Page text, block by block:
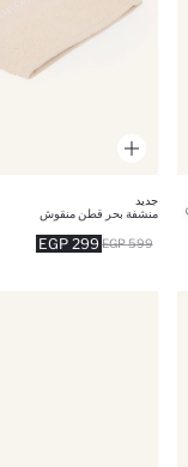
جديد
منشفة بحر قطن منقوش
299 EGP 599 EGP